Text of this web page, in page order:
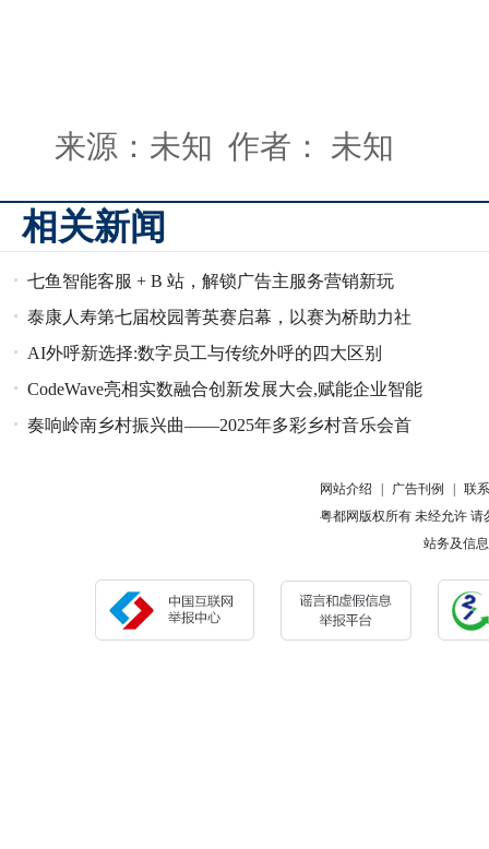
来源：未知 作者： 未知
相关新闻
七鱼智能客服 + B 站，解锁广告主服务营销新玩
法，加速从种草
泰康人寿第七届校园菁英赛启幕，以赛为桥助力社
会就业
AI外呼新选择:数字员工与传统外呼的四大区别
CodeWave亮相实数融合创新发展大会,赋能企业智能
化升级
奏响岭南乡村振兴曲——2025年多彩乡村音乐会首
网站介绍 广告刊例
联
粤都网版权所有 未经允许 请
站务及信息